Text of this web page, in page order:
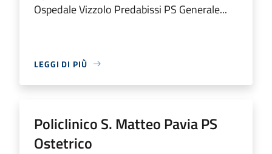
Ospedale Vizzolo Predabissi PS Generale...
LEGGI DI PIÙ
Policlinico S. Matteo Pavia PS
Ostetrico